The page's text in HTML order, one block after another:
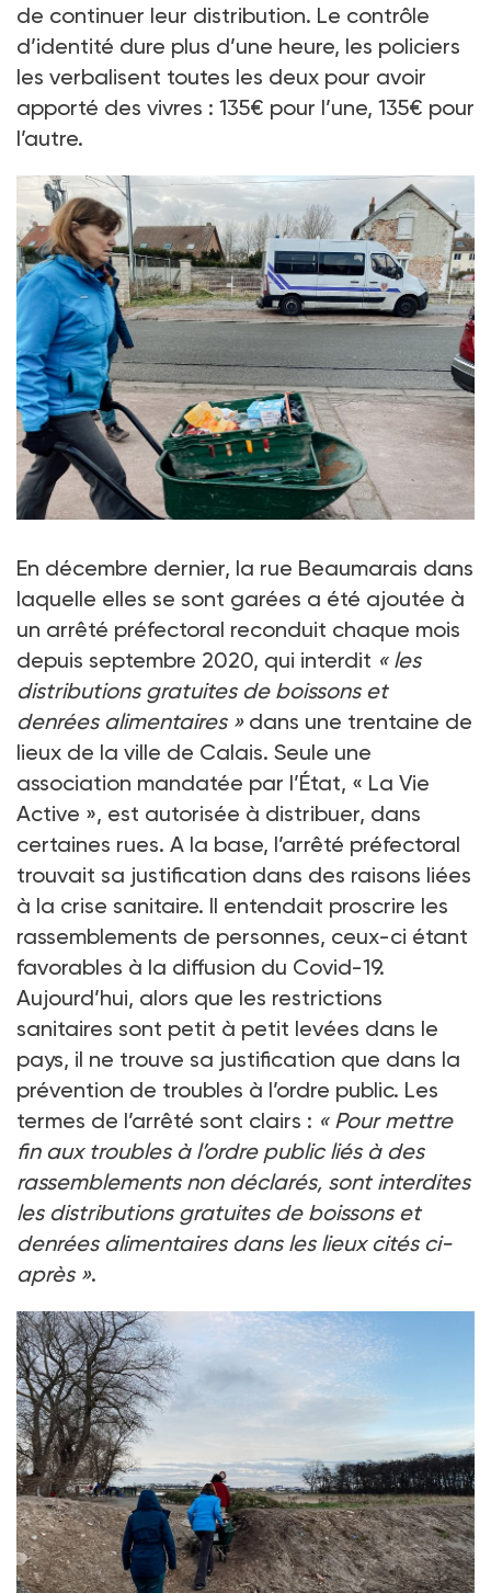
de continuer leur distribution. Le contrôle
d’identité dure plus d’une heure, les policiers
les verbalisent toutes les deux pour avoir
apporté des vivres : 135€ pour l’une, 135€ pour
l’autre.
En décembre dernier, la rue Beaumarais dans
laquelle elles se sont garées a été ajoutée à
un arrêté préfectoral reconduit chaque mois
depuis septembre 2020, qui interdit « les
distributions gratuites de boissons et
denrées alimentaires »dans une trentaine de
lieux de la ville de Calais. Seule une
association mandatée par l’État, « La Vie
Active », est autorisée à distribuer, dans
certaines rues. A la base, l’arrêté préfectoral
trouvait sa justification dans des raisons liées
à la crise sanitaire. Il entendait proscrire les
rassemblements de personnes, ceux-ci étant
favorables à la diffusion du Covid-19.
Aujourd’hui, alors que les restrictions
sanitaires sont petit à petit levées dans le
pays, il ne trouve sa justification que dans la
prévention de troubles à l’ordre public. Les
termes de l’arrêté sont clairs : « Pour mettre
fin aux troubles à l’ordre public liés à des
rassemblements non déclarés, sont interdites
les distributions gratuites de boissons et
denrées alimentaires dans les lieux cités ci-
après ».